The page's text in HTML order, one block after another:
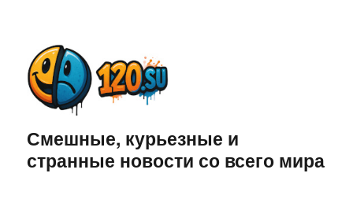
Смешные, курьезные и
странные новости со всего мира